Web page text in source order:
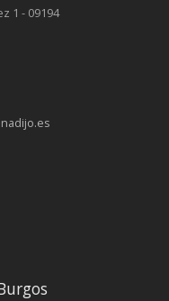
1 - 09194